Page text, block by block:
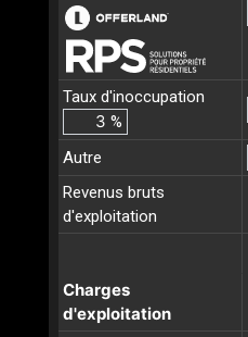
Taux d'inoccupation
%
Autre
Revenus bruts
d'exploitation
Charges
d'exploitation